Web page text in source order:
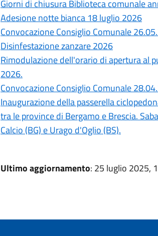
Giorni di chiusura Biblioteca comunale
Adesione notte bianca 18 luglio 2026
Convocazione Consiglio Comunale
Disinfestazione zanzare 2026
Rimodulazione dell'orario di apertura al
2026.
Convocazione Consiglio Comunale
Inaugurazione della passerella
tra le province di Bergamo e Brescia.
Calcio (BG) e Urago d'Oglio (BS).
Ultimo aggiornamento: 25 luglio 2025,